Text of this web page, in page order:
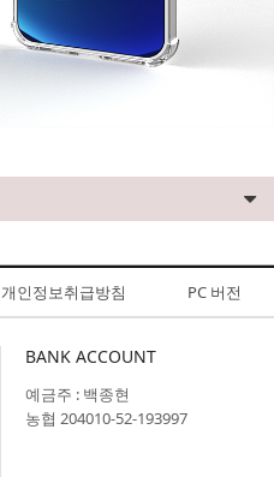
개인정보취급방침 PC 버전
BANK ACCOUNT
예금주 : 백종현
농협 204010-52-193997